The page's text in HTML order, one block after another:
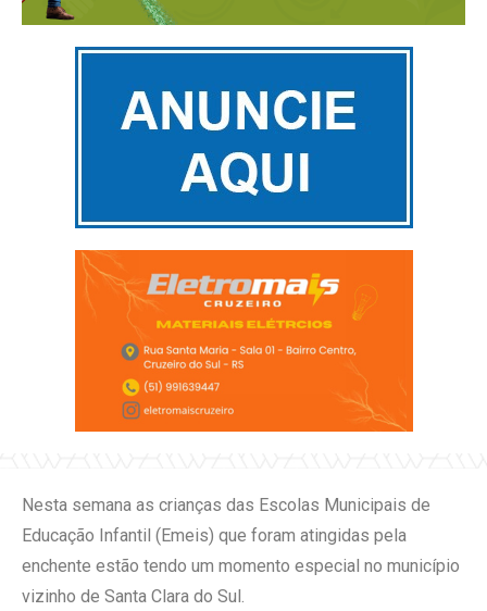
Nesta semana as crianças das Escolas Municipais de
Educação Infantil (Emeis) que foram atingidas pela
enchente estão tendo um momento especial no município
vizinho de Santa Clara do Sul.